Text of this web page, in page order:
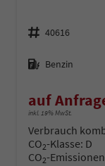
Fahrzeugnr.
40616
Kraftstoff
Benzin
auf
inkl. 19% MwSt.
Verbrauch
CO2-Klasse: D
CO2-